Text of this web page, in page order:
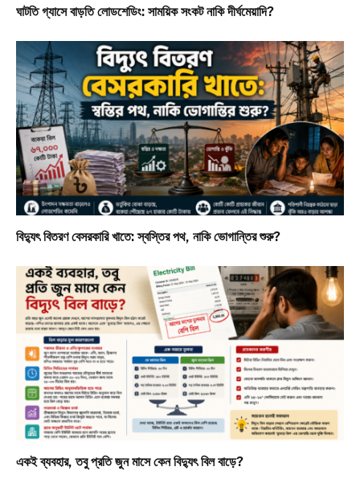
ঘাটতি গ্যাসে বাড়তি লোডশেডিং: সাময়িক সংকট নাকি দীর্ঘমেয়াদি?
বিদ্যুৎ বিতরণ বেসরকারি খাতে: স্বস্তির পথ, নাকি ভোগান্তির শুরু?
একই ব্যবহার, তবু প্রতি জুন মাসে কেন বিদ্যুৎ বিল বাড়ে?